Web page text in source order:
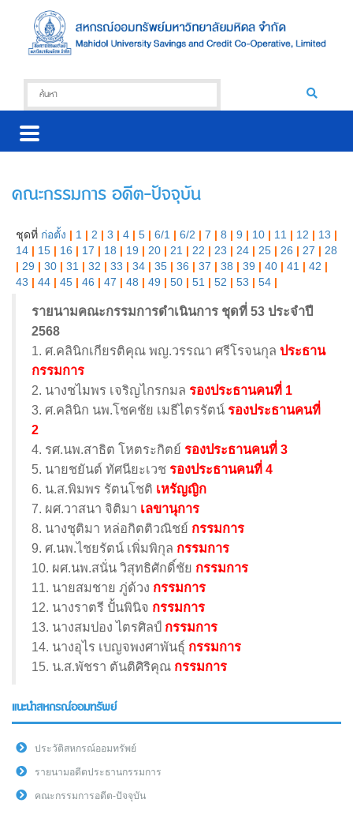
คณะกรรมการ อดีต-ปัจจุบัน
ชุดที่ ก่อตั้ง | 1 | 2 | 3 | 4 | 5 | 6/1 | 6/2 | 7 | 8 | 9 | 10 | 11 | 12 | 13 |
14 | 15 | 16 | 17 | 18 | 19 | 20 | 21 | 22 | 23 | 24 | 25 | 26 | 27 | 28
| 29 | 30 | 31 | 32 | 33 | 34 | 35 | 36 | 37 | 38 | 39 | 40 | 41 | 42 |
43 | 44 | 45 | 46 | 47 | 48 | 49 | 50 | 51 | 52 | 53 | 54 |
รายนามคณะกรรมการดำเนินการ ชุดที่ 53 ประจำปี
2568
1. ศ.คลินิกเกียรติคุณ พญ.วรรณา ศรีโรจนกุล ประธาน
กรรมการ
2. นางชไมพร เจริญไกรกมล รองประธานคนที่ 1
3. ศ.คลินิก นพ.โชคชัย เมธีไตรรัตน์ รองประธานคนที่
2
4. รศ.นพ.สาธิต โหตระกิตย์ รองประธานคนที่ 3
5. นายชยันต์ ทัศนียะเวช รองประธานคนที่ 4
6. น.ส.พิมพร รัตนโชติ เหรัญญิก
7. ผศ.วาสนา จิติมา เลขานุการ
8. นางชุติมา หล่อกิตติวณิชย์ กรรมการ
9. ศ.นพ.ไชยรัตน์ เพิ่มพิกุล กรรมการ
10. ผศ.นพ.สนั่น วิสุทธิศักดิ์ชัย กรรมการ
11. นายสมชาย ภู่ด้วง กรรมการ
12. นางราตรี ปั้นพินิจ กรรมการ
13. นางสมปอง ไตรศิลป์ กรรมการ
14. นางอุไร เบญจพงศาพันธุ์ กรรมการ
15. น.ส.พัชรา ตันติศิริคุณ กรรมการ
แนะนำสหกรณ์ออมทรัพย์
ประวัติสหกรณ์ออมทรัพย์
รายนามอดีตประธานกรรมการ
คณะกรรมการอดีต-ปัจจุบัน